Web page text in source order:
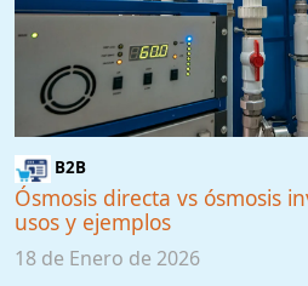
B2B
Ósmosis directa vs ósmosis
usos y ejemplos
18 de Enero de 2026